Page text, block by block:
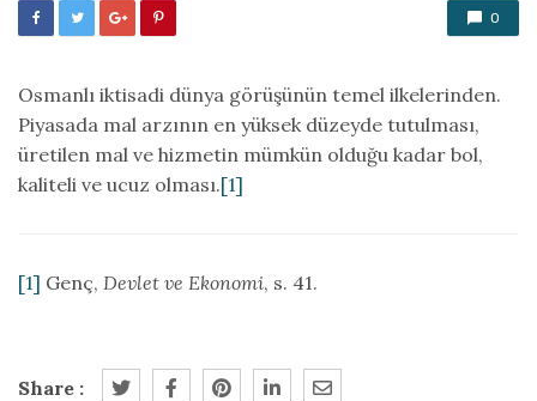
0
Osmanlı iktisadi dünya görüşünün temel ilkelerinden.
Piyasada mal arzının en yüksek düzeyde tutulması,
üretilen mal ve hizmetin mümkün olduğu kadar bol,
kaliteli ve ucuz olması.[1]
[1] Genç, Devlet ve Ekonomi, s. 41.
Share :